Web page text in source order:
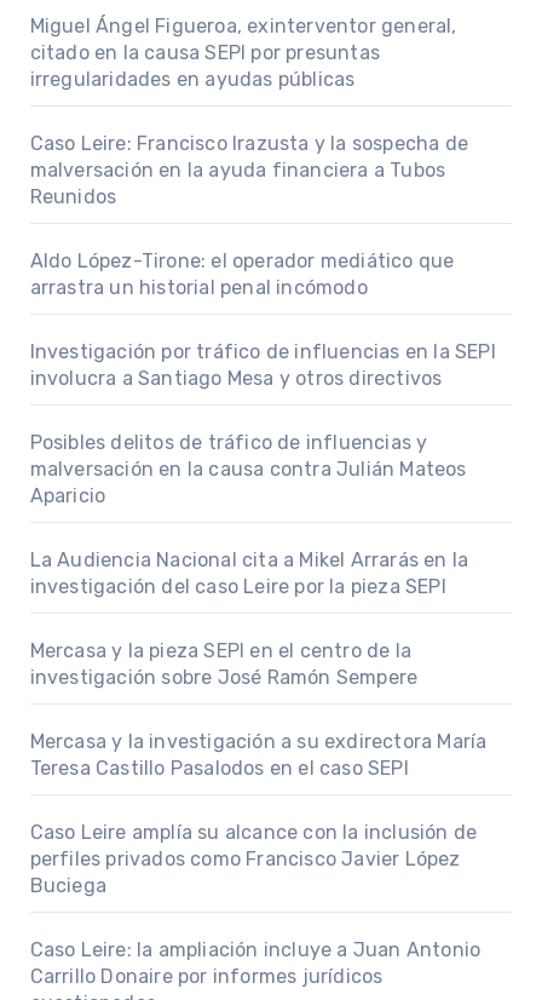
Miguel Ángel Figueroa, exinterventor general,
citado en la causa SEPI por presuntas
irregularidades en ayudas públicas
Caso Leire: Francisco Irazusta y la sospecha de
malversación en la ayuda financiera a Tubos
Reunidos
Aldo López-Tirone: el operador mediático que
arrastra un historial penal incómodo
Investigación por tráfico de influencias en la SEPI
involucra a Santiago Mesa y otros directivos
Posibles delitos de tráfico de influencias y
malversación en la causa contra Julián Mateos
Aparicio
La Audiencia Nacional cita a Mikel Arrarás en la
investigación del caso Leire por la pieza SEPI
Mercasa y la pieza SEPI en el centro de la
investigación sobre José Ramón Sempere
Mercasa y la investigación a su exdirectora María
Teresa Castillo Pasalodos en el caso SEPI
Caso Leire amplía su alcance con la inclusión de
perfiles privados como Francisco Javier López
Buciega
Caso Leire: la ampliación incluye a Juan Antonio
Carrillo Donaire por informes jurídicos